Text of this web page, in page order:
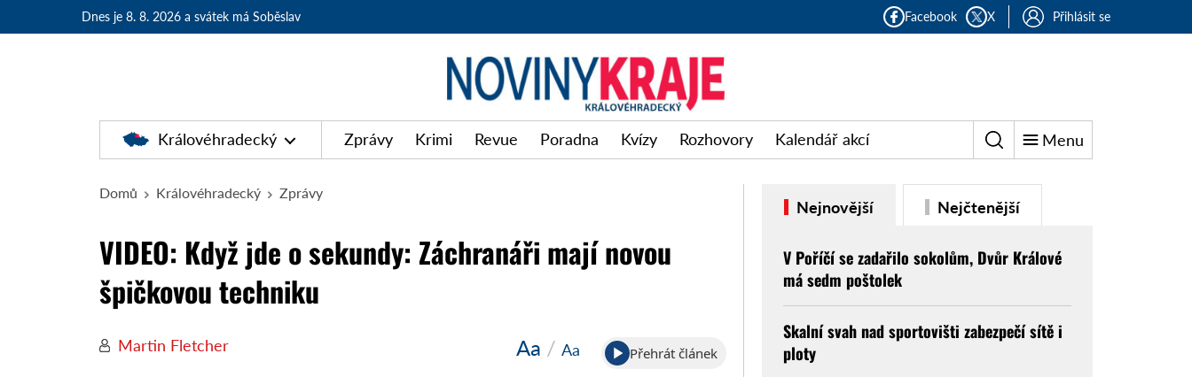
Dnes je 8. 8. 2026 a svátek má Soběslav Facebook X Přihlásit se
Královéhradecký Zprávy Krimi Revue Poradna Kvízy Rozhovory Kalendář akcí Menu
Domů Královéhradecký Zprávy
VIDEO: Když jde o sekundy: Záchranáři mají novou
špičkovou techniku
Martin Fletcher Aa / Aa Přehrát článek
Nejnovější Nejčtenější
V Poříčí se zadařilo sokolům, Dvůr Králové
má sedm poštolek
Skalní svah nad sportovišti zabezpečí sítě i
ploty